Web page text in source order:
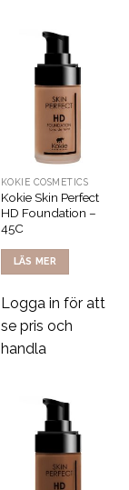
KOKIE COSMETICS
Kokie Skin Perfect
HD Foundation –
45C
LÄS MER
Logga in för att
se pris och
handla